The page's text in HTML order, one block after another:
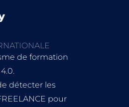
de formation
détecter les
pour